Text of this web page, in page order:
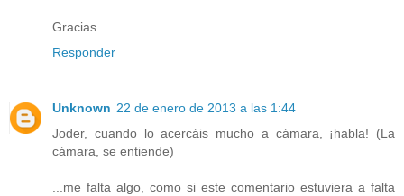
Gracias.
Responder
Unknown 22 de enero de 2013 a las 1:44
Joder, cuando lo acercáis mucho a cámara, ¡habla! (La
cámara, se entiende)
...me falta algo, como si este comentario estuviera a falta